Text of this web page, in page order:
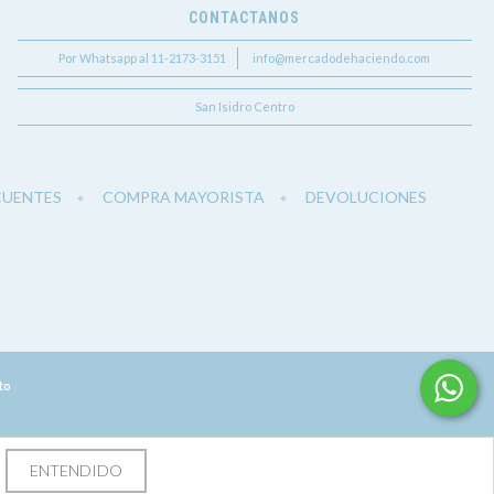
ENTENDIDO
CONTACTANOS
Por Whatsapp al 11-2173-3151 info@mercadodehaciendo.com
San Isidro Centro
COMPRA MAYORISTA DEVOLUCIONES